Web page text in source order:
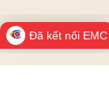
Đã kết nối EMC